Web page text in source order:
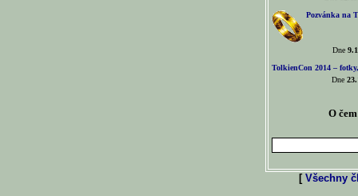
Pozvánka na
Dne
TolkienCon 2014 –
Dne
O
[ Všechny